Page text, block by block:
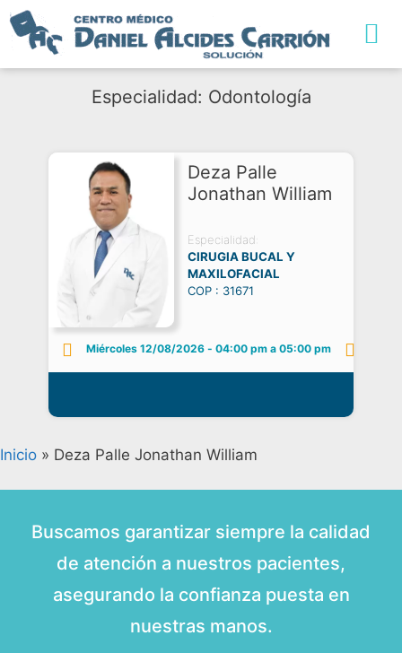
Especialidad: Odontología
Deza Palle
Jonathan William
Especialidad:
CIRUGIA BUCAL Y
MAXILOFACIAL
COP : 31671
Miércoles 12/08/2026 - 04:00 pm a 05:00 pm
Inicio » Deza Palle Jonathan William
Buscamos garantizar siempre la calidad
de atención a nuestros pacientes,
asegurando la confianza puesta en
nuestras manos.